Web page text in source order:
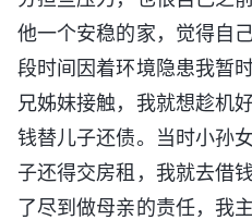
他一个安稳的家，觉得自
段时间因着环境隐患我暂
兄姊妹接触，我就想趁机
钱替儿子还债。当时小孙
子还得交房租，我就去借
了尽到做母亲的责任，我